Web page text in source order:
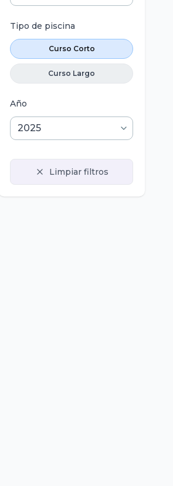
Tipo de piscina
Curso Corto
Curso Largo
Año
Limpiar filtros